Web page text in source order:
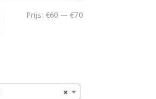
Min.
Max.
Prijs: €60 —€70
×